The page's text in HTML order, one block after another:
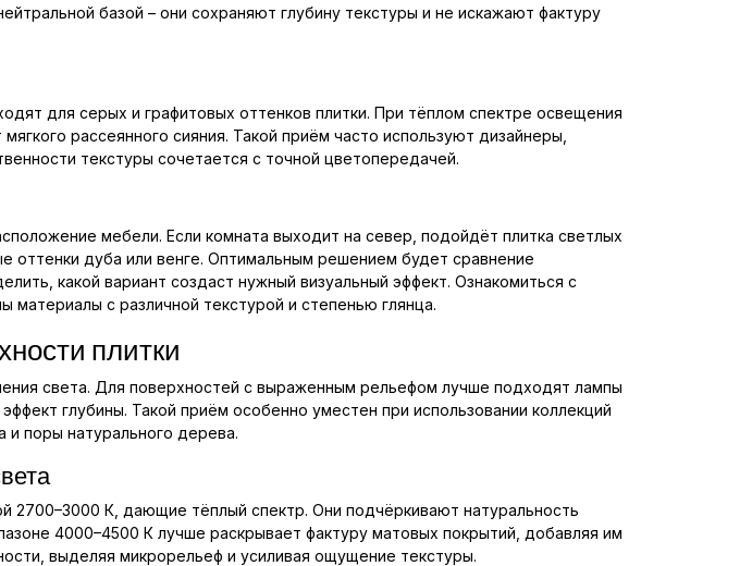
базой – они сохраняют глубину текстуры и не искажают фактуру
для серых и графитовых оттенков плитки. При тёплом спектре освещения
рассеянного сияния. Такой приём часто используют дизайнеры,
текстуры сочетается с точной цветопередачей.
мебели. Если комната выходит на север, подойдёт плитка светлых
дуба или венге. Оптимальным решением будет сравнение
какой вариант создаст нужный визуальный эффект. Ознакомиться с
материалы с различной текстурой и степенью глянца.
плитки
света. Для поверхностей с выраженным рельефом лучше подходят лампы
глубины. Такой приём особенно уместен при использовании коллекций
и поры натурального дерева.
К, дающие тёплый спектр. Они подчёркивают натуральность
4000–4500 К лучше раскрывает фактуру матовых покрытий, добавляя им
выделяя микрорельеф и усиливая ощущение текстуры.